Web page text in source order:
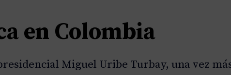
en Colombia
Miguel Uribe Turbay, una vez